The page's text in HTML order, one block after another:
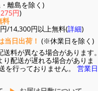
離島を除く)
円)
料
/14,300円以上無料(詳細)
当日出荷！ (※休業日を除く)
料が異なる場合があります。
り配送が遅れる場合がありま
を行っておりません。 営業日